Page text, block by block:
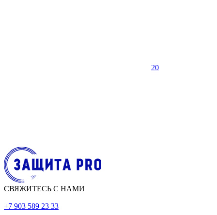
20
СВЯЖИТЕСЬ С НАМИ
+7 903 589 23 33